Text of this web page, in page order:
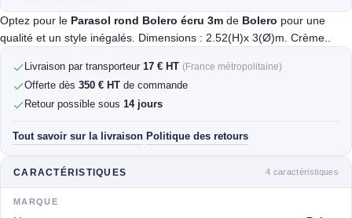
Optez pour le Parasol rond Bolero écru 3m de Bolero pour une
qualité et un style inégalés. Dimensions : 2.52(H)x 3(Ø)m. Crème..
Livraison par transporteur 17 € HT (France métropolitaine)
Offerte dès 350 € HT de commande
Retour possible sous 14 jours
Tout savoir sur la livraison· Politique des retours
CARACTÉRISTIQUES 4 caractéristiques
MARQUE